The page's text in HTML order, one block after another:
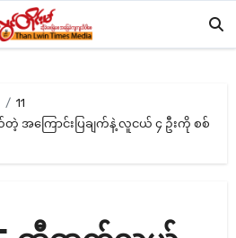
11
အကြောင်းပြချက်နဲ့ လူငယ် ၄ ဦးကို စစ်